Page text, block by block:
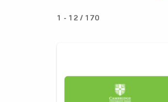
1 - 12 / 170